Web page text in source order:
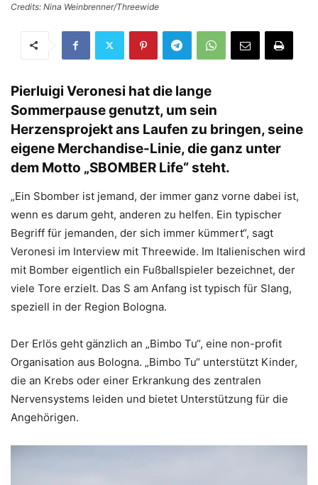
Credits: Nina Weinbrenner/Threewide
Pierluigi Veronesi hat die lange
Sommerpause genutzt, um sein
Herzensprojekt ans Laufen zu bringen, seine
eigene Merchandise-Linie, die ganz unter
dem Motto „SBOMBER Life“ steht.
„Ein Sbomber ist jemand, der immer ganz vorne dabei ist,
wenn es darum geht, anderen zu helfen. Ein typischer
Begriff für jemanden, der sich immer kümmert“, sagt
Veronesi im Interview mit Threewide. Im Italienischen wird
mit Bomber eigentlich ein Fußballspieler bezeichnet, der
viele Tore erzielt. Das S am Anfang ist typisch für Slang,
speziell in der Region Bologna.
Der Erlös geht gänzlich an „Bimbo Tu“, eine non-profit
Organisation aus Bologna. „Bimbo Tu“ unterstützt Kinder,
die an Krebs oder einer Erkrankung des zentralen
Nervensystems leiden und bietet Unterstützung für die
Angehörigen.